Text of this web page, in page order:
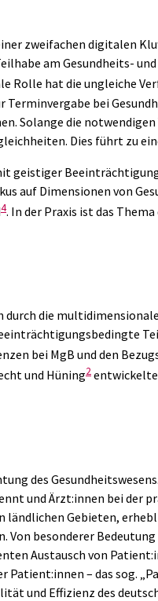
zweifachen digitalen
am Gesundheits-
Rolle hat die ungleiche
bei
Solange die
Dies führt zu
auf Dimensionen von
4. In der Praxis ist das
durch die
bei MgB und den
und Hüning2
des
und Ärzt:innen bei
Gebieten,
besonderer
Austausch von
– das sog.
und Effizienz des